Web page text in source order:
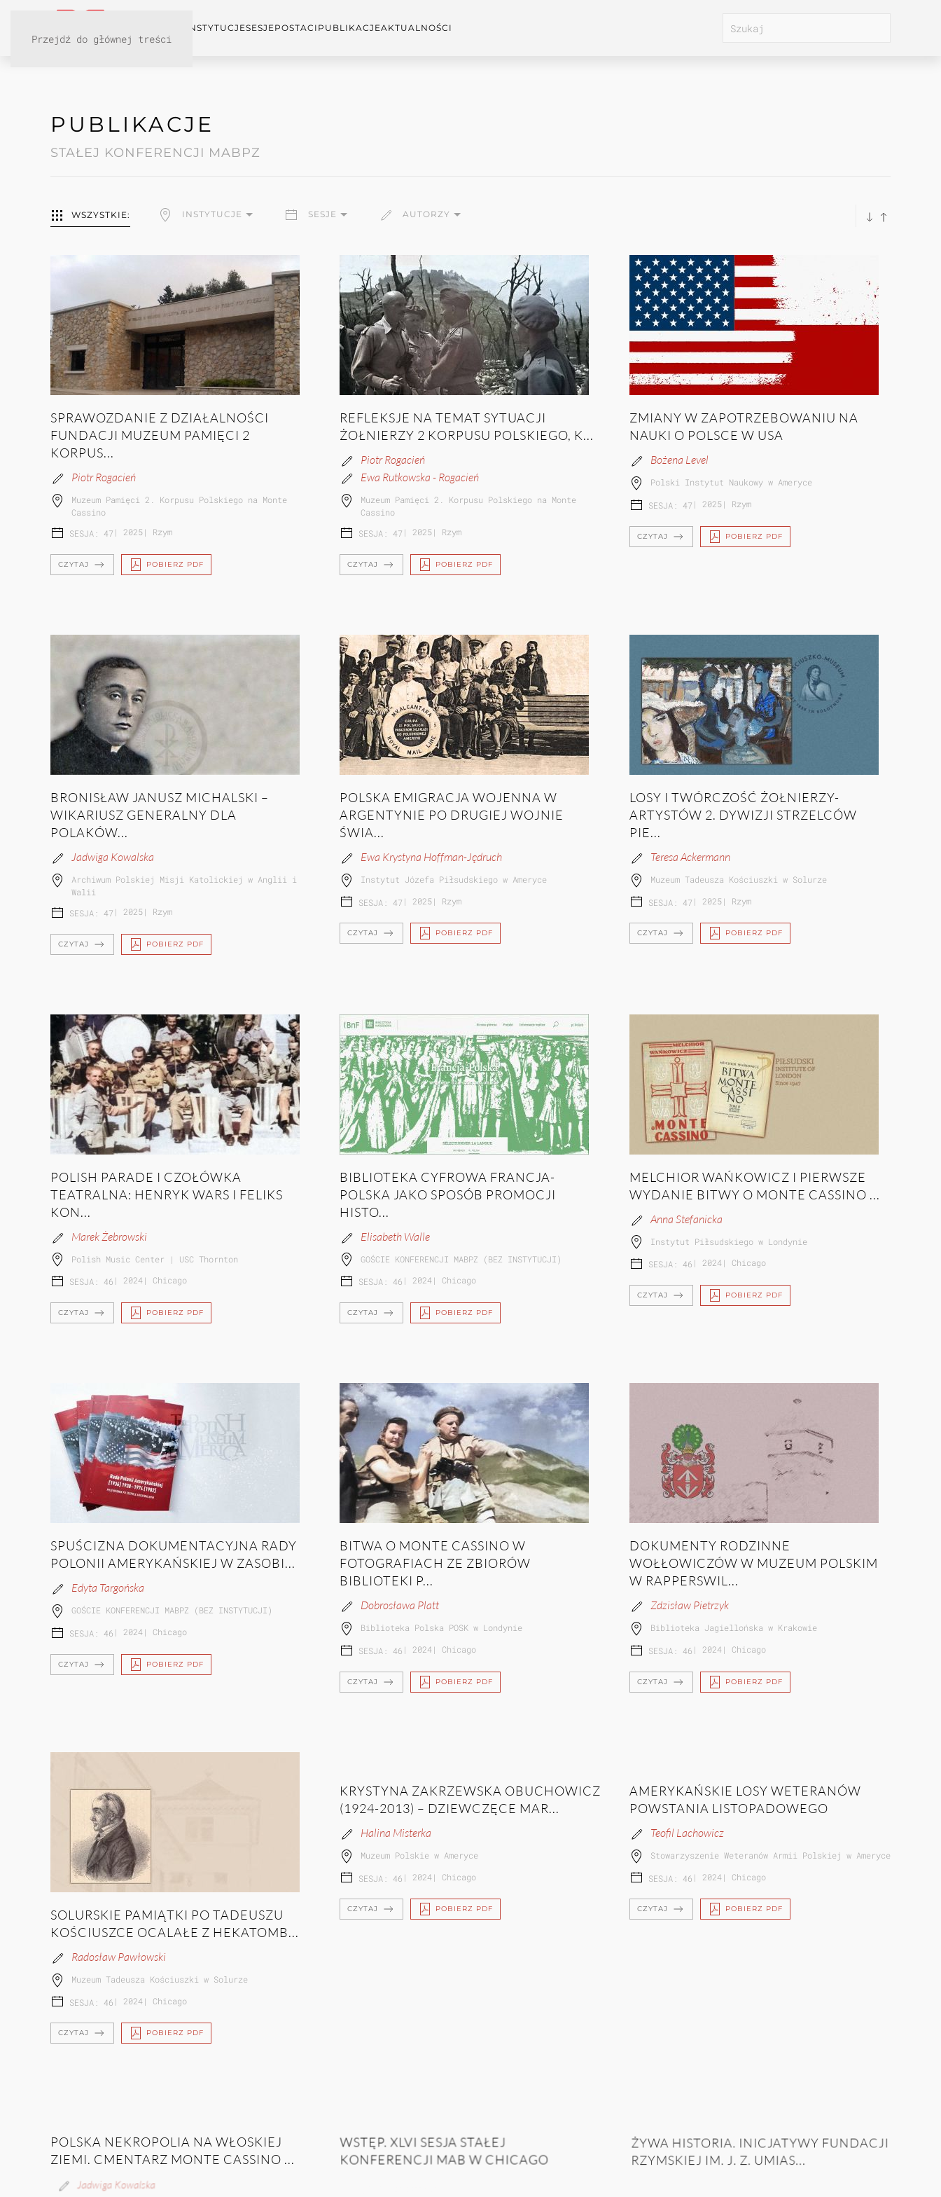
Przejdź do głównej treści
INSTYTUCJESESJEPOSTACI PUBLIKACJEAKTUALNOŚCI
PUBLIKACJE
STAŁEJ KONFERENCJI MABPZ
WSZYSTKIE: INSTYTUCJE SESJE AUTORZY
SPRAWOZDANIE Z DZIAŁALNOŚCI
FUNDACJI MUZEUM PAMIĘCI 2
KORPUS...
Piotr Rogacień
Muzeum Pamięci 2. Korpusu Polskiego na Monte
Cassino
SESJA: 47 | 2025| Rzym
CZYTAJ POBIERZ PDF
REFLEKSJE NA TEMAT SYTUACJI
ŻOŁNIERZY 2 KORPUSU POLSKIEGO, K...
Piotr Rogacień
Ewa Rutkowska - Rogacień
Muzeum Pamięci 2. Korpusu Polskiego na Monte
Cassino
SESJA: 47 |2025| Rzym
CZYTAJ POBIERZ PDF
ZMIANY W ZAPOTRZEBOWANIU NA
NAUKI O POLSCE W USA
Bożena Level
Polski Instytut Naukowy w Ameryce
SESJA: 47 | 2025| Rzym
CZYTAJ POBIERZ PDF
BRONISŁAW JANUSZ MICHALSKI –
WIKARIUSZ GENERALNY DLA
POLAKÓW...
Jadwiga Kowalska
Archiwum Polskiej Misji Katolickiej w Anglii i
Walii
SESJA: 47 | 2025| Rzym
CZYTAJ POBIERZ PDF
POLSKA EMIGRACJA WOJENNA W
ARGENTYNIE PO DRUGIEJ WOJNIE
ŚWIA...
Ewa Krystyna Hoffman-Jędruch
Instytut Józefa Piłsudskiego w Ameryce
SESJA: 47 |2025| Rzym
CZYTAJ POBIERZ PDF
LOSY I TWÓRCZOŚĆ ŻOŁNIERZY-
ARTYSTÓW 2. DYWIZJI STRZELCÓW
PIE...
Teresa Ackermann
Muzeum Tadeusza Kościuszki w Solurze
SESJA: 47 | 2025| Rzym
CZYTAJ POBIERZ PDF
POLISH PARADE I CZOŁÓWKA
TEATRALNA: HENRYK WARS I FELIKS
KON...
Marek Żebrowski
Polish Music Center | USC Thornton
SESJA: 46 | 2024| Chicago
CZYTAJ POBIERZ PDF
BIBLIOTEKA CYFROWA FRANCJA-
POLSKA JAKO SPOSÓB PROMOCJI
HISTO...
Elisabeth Walle
GOŚCIE KONFERENCJI MABPZ (BEZ INSTYTUCJI)
SESJA: 46 |2024| Chicago
CZYTAJ POBIERZ PDF
MELCHIOR WAŃKOWICZ I PIERWSZE
WYDANIE BITWY O MONTE CASSINO ...
Anna Stefanicka
Instytut Piłsudskiego w Londynie
SESJA: 46 | 2024| Chicago
CZYTAJ POBIERZ PDF
SPUŚCIZNA DOKUMENTACYJNA RADY
POLONII AMERYKAŃSKIEJ W ZASOBI...
Edyta Targońska
GOŚCIE KONFERENCJI MABPZ (BEZ INSTYTUCJI)
SESJA: 46 | 2024| Chicago
CZYTAJ POBIERZ PDF
BITWA O MONTE CASSINO W
FOTOGRAFIACH ZE ZBIORÓW
BIBLIOTEKI P...
Dobrosława Platt
Biblioteka Polska POSK w Londynie
SESJA: 46 |2024| Chicago
CZYTAJ POBIERZ PDF
DOKUMENTY RODZINNE
WOŁŁOWICZÓW W MUZEUM POLSKIM
W RAPPERSWIL...
Zdzisław Pietrzyk
Biblioteka Jagiellońska w Krakowie
SESJA: 46 | 2024| Chicago
CZYTAJ POBIERZ PDF
SOLURSKIE PAMIĄTKI PO TADEUSZU
KOŚCIUSZCE OCALAŁE Z HEKATOMB...
Radosław Pawłowski
Muzeum Tadeusza Kościuszki w Solurze
SESJA: 46 | 2024| Chicago
CZYTAJ POBIERZ PDF
KRYSTYNA ZAKRZEWSKA OBUCHOWICZ
(1924-2013) – DZIEWCZĘCE MAR...
Halina Misterka
Muzeum Polskie w Ameryce
SESJA: 46 |2024| Chicago
CZYTAJ POBIERZ PDF
AMERYKAŃSKIE LOSY WETERANÓW
POWSTANIA LISTOPADOWEGO
Teofil Lachowicz
Stowarzyszenie Weteranów Armii Polskiej w Ameryce
SESJA: 46 | 2024| Chicago
CZYTAJ POBIERZ PDF
POLSKA NEKROPOLIA NA WŁOSKIEJ
ZIEMI. CMENTARZ MONTE CASSINO ...
Jadwiga Kowalska
WSTĘP. XLVI SESJA STAŁEJ
KONFERENCJI MAB W CHICAGO
ŻYWA HISTORIA. INICJATYWY FUNDACJI
RZYMSKIEJ IM. J. Z. UMIAS...